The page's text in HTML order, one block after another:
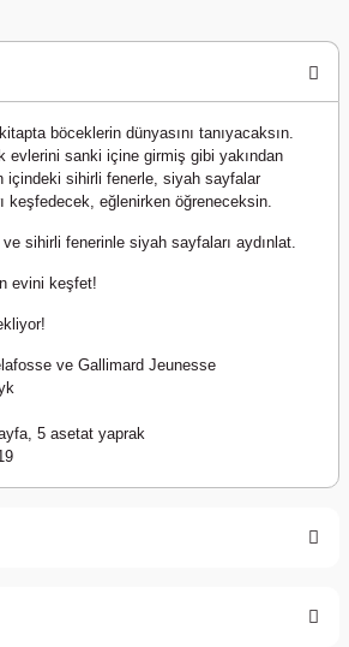
böceklerin dünyasını tanıyacaksın.
evlerini sanki içine girmiş gibi yakından
içindeki sihirli fenerle, siyah sayfalar
keşfedecek, eğlenirken öğreneceksin.
ve sihirli fenerinle siyah sayfaları aydınlat.
evini keşfet!
ve Gallimard Jeunesse
5 asetat yaprak